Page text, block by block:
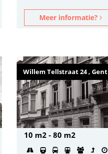
Meer informatie?
Willem Tellstraat 24 , Gent
10 m2 - 80 m2